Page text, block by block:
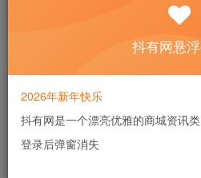
58
+5 +6
抖有网悬
2026年新年快乐
抖有网是一个漂亮优雅的商城资讯
登录后弹窗消失